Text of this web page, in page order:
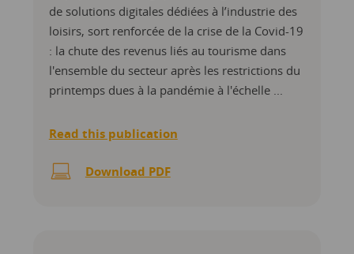
de solutions digitales dédiées à l’industrie des
loisirs, sort renforcée de la crise de la Covid-19
: la chute des revenus liés au tourisme dans
l'ensemble du secteur après les restrictions du
printemps dues à la pandémie à l'échelle ...
Read this publication
Download PDF